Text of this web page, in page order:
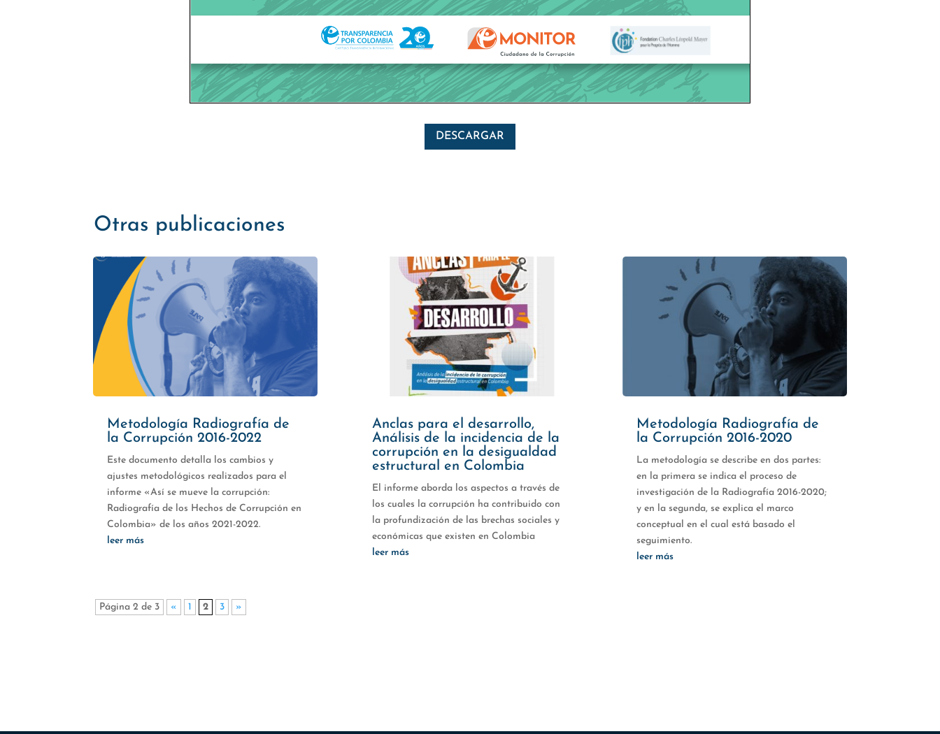
DESCARGAR
Otras publicaciones
Metodología Radiografía de
la Corrupción 2016-2022
Este documento detalla los cambios y
ajustes metodológicos realizados para el
informe «Así se mueve la corrupción:
Radiografía de los Hechos de Corrupción en
Colombia» de los años 2021-2022.
leer más
Anclas para el desarrollo,
Análisis de la incidencia de la
corrupción en la desigualdad
estructural en Colombia
El informe aborda los aspectos a través de
los cuales la corrupción ha contribuido con
la profundización de las brechas sociales y
económicas que existen en Colombia
leer más
Metodología Radiografía de
la Corrupción 2016-2020
La metodología se describe en dos partes:
en la primera se indica el proceso de
investigación de la Radiografía 2016-2020;
y en la segunda, se explica el marco
conceptual en el cual está basado el
seguimiento.
leer más
Página 2 de 3 « 1 2 3 »